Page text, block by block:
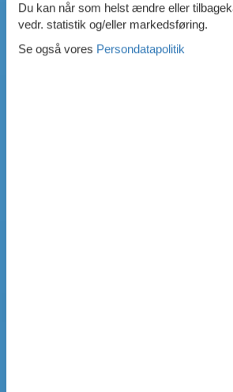
Du kan når som helst ændre eller
vedr. statistik og/eller markedsføring.
Se også vores Persondatapolitik